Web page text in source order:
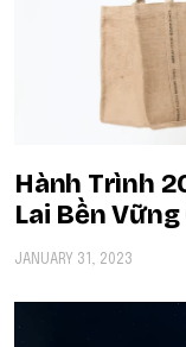
Hành Trình
Lai Bền
JANUARY 31, 2023